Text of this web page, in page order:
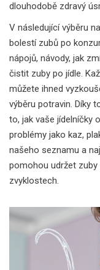
dlouhodobě zdravý
V následující výběru
bolestí zubů po
nápojů, návody, jak
čistit zuby po jídle.
můžete ihned
výběru potravin. Díky
to, jak vaše jídelníčky
problémy jako kaz,
našeho seznamu a
pomohou udržet
zvyklostech.